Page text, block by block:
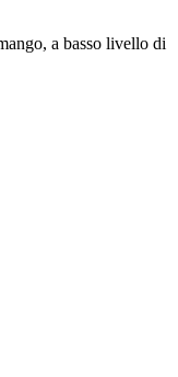
a basso livello di